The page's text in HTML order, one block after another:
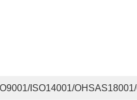
ISO14001/